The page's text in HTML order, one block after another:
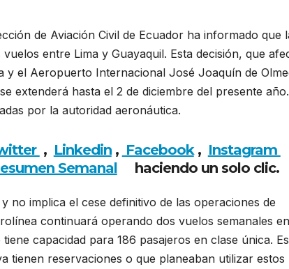
de Aviación Civil de Ecuador ha informado que
entre Lima y Guayaquil. Esta decisión, que
el Aeropuerto Internacional José Joaquín de
extenderá hasta el 2 de diciembre del presente
por la autoridad aeronáutica.
, Linkedin, Facebook, Instagram
Semanalhaciendo un solo clic.
no implica el cese definitivo de las operaciones de
continuará operando dos vuelos semanales
capacidad para 186 pasajeros en clase única.
tienen reservaciones o que planeaban utilizar estos